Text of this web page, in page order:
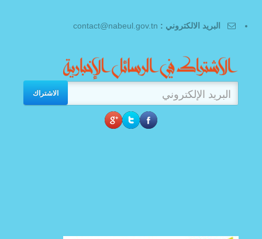
البريد الالكتروني :
الاشتراك